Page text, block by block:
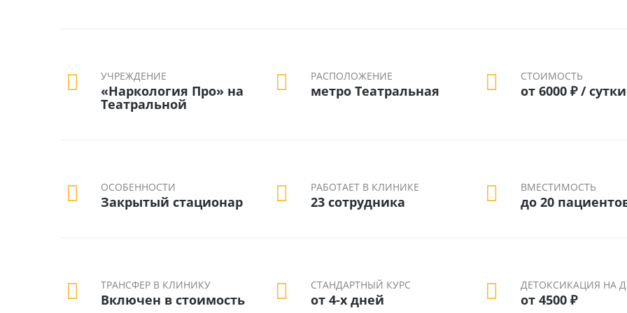
УЧРЕЖДЕНИЕ
«Наркология Про» на
Театральной
РАСПОЛОЖЕНИЕ
метро Театральная
СТОИМОСТЬ
от 6000 ₽ / сутки
ОСОБЕННОСТИ
Закрытый стационар
РАБОТАЕТ В КЛИНИКЕ
23 сотрудника
ВМЕСТИМОСТЬ
до 20
ТРАНСФЕР В КЛИНИКУ
Включен в стоимость
СТАНДАРТНЫЙ КУРС
от 4-х дней
ДЕТОКСИКАЦИЯ НА
от 4500 ₽